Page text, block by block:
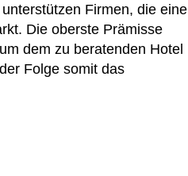
Firmen, die eine
Die oberste Prämisse
dem zu beratenden Hotel
Folge somit das